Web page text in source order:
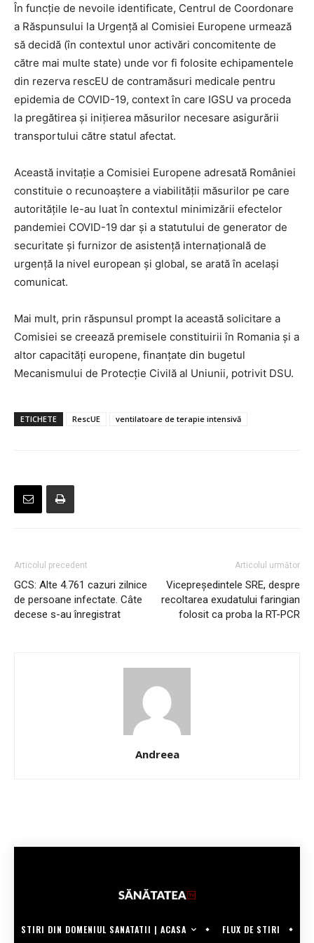
În funcție de nevoile identificate, Centrul de Coordonare
a Răspunsului la Urgență al Comisiei Europene urmează
să decidă (în contextul unor activări concomitente de
către mai multe state) unde vor fi folosite echipamentele
din rezerva rescEU de contramăsuri medicale pentru
epidemia de COVID-19, context în care IGSU va proceda
la pregătirea și inițierea măsurilor necesare asigurării
transportului către statul afectat.
Această invitație a Comisiei Europene adresată României
constituie o recunoaștere a viabilității măsurilor pe care
autoritățile le-au luat în contextul minimizării efectelor
pandemiei COVID-19 dar și a statutului de generator de
securitate și furnizor de asistență internațională de
urgență la nivel european și global, se arată în acelaşi
comunicat.
Mai mult, prin răspunsul prompt la această solicitare a
Comisiei se creează premisele constituirii în Romania și a
altor capacități europene, finanțate din bugetul
Mecanismului de Protecție Civilă al Uniunii, potrivit DSU.
ETICHETE RescUE ventilatoare de terapie intensivă
Articolul precedent
GCS: Alte 4.761 cazuri zilnice
de persoane infectate. Câte
decese s-au înregistrat
Articolul următor
Vicepreşedintele SRE, despre
recoltarea exudatului faringian
folosit ca proba la RT-PCR
Andreea
STIRI DIN DOMENIUL SANATATII | ACASA
FLUX DE STIRI